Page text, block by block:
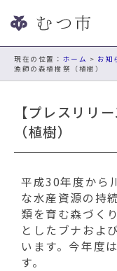
ビ
現在の位置： ホーム > お知
漁師の森植樹祭（植樹）
【プレスリリ
（植樹）
平成30年度から
な水産資源の持
類を育む森づく
としたブナおよ
います。今年度
す。